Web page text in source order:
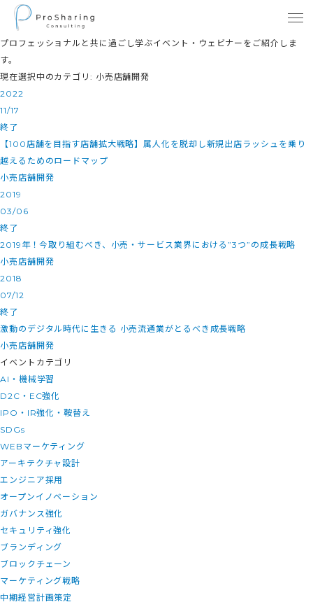
プロフェッショナルと共に過ごし学ぶイベント・ウェビナーをご紹介しま
す。
現在選択中のカテゴリ: 小売店舗開発
2022
11/17
終了
【100店舗を目指す店舗拡大戦略】属人化を脱却し新規出店ラッシュを乗り
越えるためのロードマップ
小売店舗開発
2019
03/06
終了
2019年！今取り組むべき、小売・サービス業界における”3つ”の成長戦略
小売店舗開発
2018
07/12
終了
激動のデジタル時代に生きる 小売流通業がとるべき成長戦略
小売店舗開発
イベントカテゴリ
AI・機械学習
D2C・EC強化
IPO・IR強化・鞍替え
SDGs
WEBマーケティング
アーキテクチャ設計
エンジニア採用
オープンイノベーション
ガバナンス強化
セキュリティ強化
ブランディング
ブロックチェーン
マーケティング戦略
中期経営計画策定